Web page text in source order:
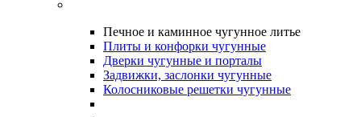
Печное и каминное чугунное литье
Плиты и конфорки чугунные
Дверки чугунные и порталы
Задвижки, заслонки чугунные
Колосниковые решетки чугунные